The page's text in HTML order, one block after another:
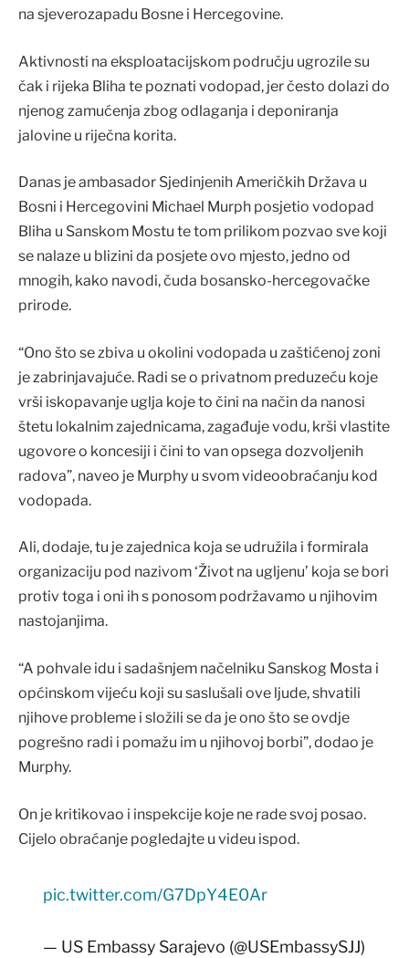
na sjeverozapadu Bosne i Hercegovine.
Aktivnosti na eksploatacijskom području ugrozile su
čak i rijeka Bliha te poznati vodopad, jer često dolazi do
njenog zamućenja zbog odlaganja i deponiranja
jalovine u riječna korita.
Danas je ambasador Sjedinjenih Američkih Država u
Bosni i Hercegovini Michael Murph posjetio vodopad
Bliha u Sanskom Mostu te tom prilikom pozvao sve koji
se nalaze u blizini da posjete ovo mjesto, jedno od
mnogih, kako navodi, čuda bosansko-hercegovačke
prirode.
“Ono što se zbiva u okolini vodopada u zaštićenoj zoni
je zabrinjavajuće. Radi se o privatnom preduzeću koje
vrši iskopavanje uglja koje to čini na način da nanosi
štetu lokalnim zajednicama, zagađuje vodu, krši vlastite
ugovore o koncesiji i čini to van opsega dozvoljenih
radova”, naveo je Murphy u svom videoobraćanju kod
vodopada.
Ali, dodaje, tu je zajednica koja se udružila i formirala
organizaciju pod nazivom ‘Život na ugljenu’ koja se bori
protiv toga i oni ih s ponosom podržavamo u njihovim
nastojanjima.
“A pohvale idu i sadašnjem načelniku Sanskog Mosta i
općinskom vijeću koji su saslušali ove ljude, shvatili
njihove probleme i složili se da je ono što se ovdje
pogrešno radi i pomažu im u njihovoj borbi”, dodao je
Murphy.
On je kritikovao i inspekcije koje ne rade svoj posao.
Cijelo obraćanje pogledajte u videu ispod.
pic.twitter.com/G7DpY4E0Ar
— US Embassy Sarajevo (@USEmbassySJJ)